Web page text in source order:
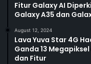
Fitur Galaxy AI
Galaxy A35 dan
August 12, 2024
Lava Yuva Star 4G
Ganda 13
dan Fitur